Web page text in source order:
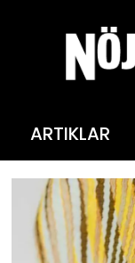
ARTIKLAR